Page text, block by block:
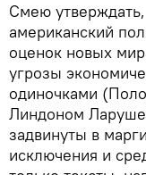
Смею
американский
оценок новых
угрозы
одиночками
Линдоном
задвинуты в
исключения и